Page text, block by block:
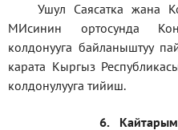
Ушул Саясатка жана
МИсинин ортосунда
колдонууга байланыштуу
карата Кыргыз
колдонулууга тийиш.
6.